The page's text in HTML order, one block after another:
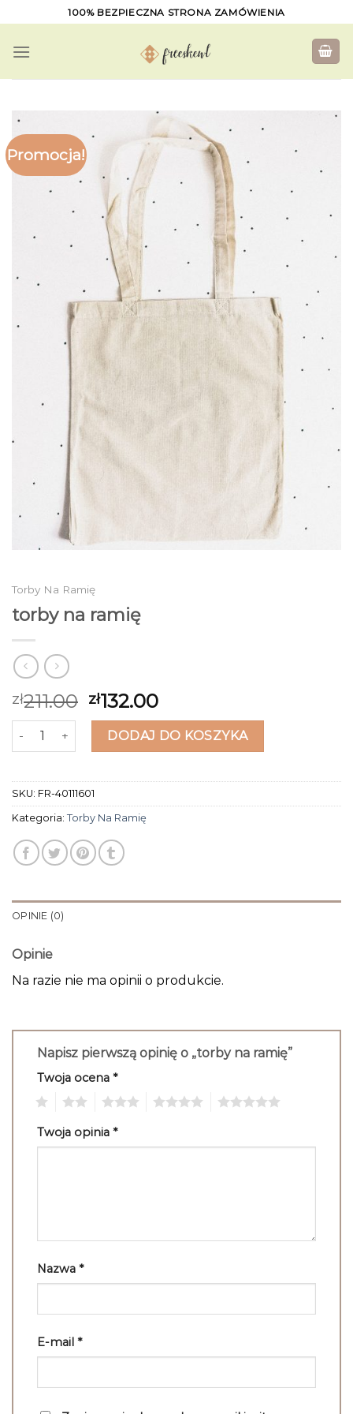
to
content
100% BEZPIECZNA STRONA ZAMÓWIENIA
Promocja!
Torby Na Ramię
torby na ramię
zł211.00 zł132.00
ilość torby na ramięDODAJ DO KOSZYKA
SKU: FR-40111601
Kategoria: Torby Na Ramię
OPINIE (0)
Opinie
Na razie nie ma opinii o produkcie.
Napisz pierwszą opinię o „torby na ramię”
Twoja ocena *
Twoja opinia *
Nazwa *
E-mail *